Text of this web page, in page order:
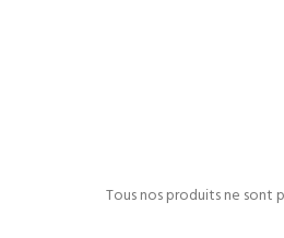
Tous nos produits ne